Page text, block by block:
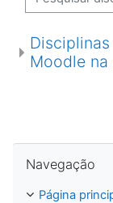
Moodle
Navegação
Página